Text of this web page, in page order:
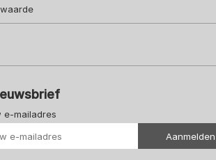
e-mailadres
Aanmelden